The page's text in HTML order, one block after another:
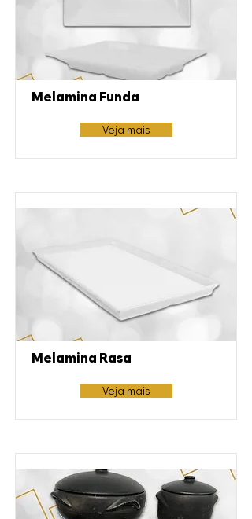
Melamina Funda
Veja mais
Melamina Rasa
Veja mais